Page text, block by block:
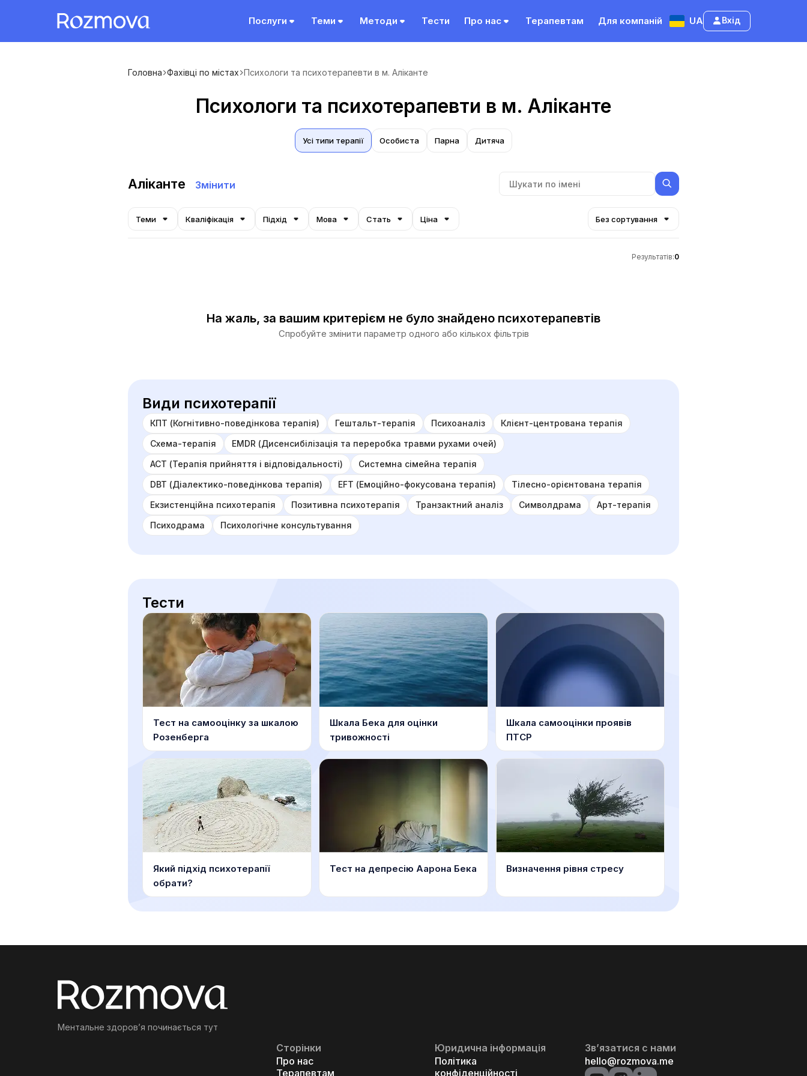
Послуги Теми Методи Тести Про нас Терапевтам Для компаній UA Вхід
Головна Фахівці по містах Психологи та психотерапевти в м. Аліканте
Психологи та психотерапевти в м. Аліканте
Усі типи терапії Особиста Парна Дитяча
Аліканте Змінити
Теми Кваліфікація Підхід Мова Стать Ціна Без сортування
Результатів:0
На жаль, за вашим критерієм не було знайдено психотерапевтів
Спробуйте змінити параметр одного або кількох фільтрів
Види психотерапії
КПТ (Когнітивно-поведінкова терапія) Гештальт-терапія Психоаналіз
Клієнт-центрована терапія
Схема-терапія
EMDR (Дисенсибілізація та переробка травми рухами очей)
ACT (Терапія прийняття і відповідальності)
Системна сімейна терапія
DBT (Діалектико-поведінкова терапія)
EFT (Емоційно-фокусована терапія)
Тілесно-орієнтована терапія
Екзистенційна психотерапія
Позитивна психотерапія Транзактний аналіз Символдрама
Арт-терапія
Психодрама
Психологічне консультування
Тести
Тест на самооцінку за шкалою
Розенберга
Шкала Бека для оцінки
тривожності
Шкала самооцінки проявів
ПТСР
Який підхід психотерапії
обрати?
Тест на депресію Аарона Бека Визначення рівня стресу
Ментальне здоровʼя починається тут
Сторінки
Про нас
Терапевтам
Юридична інформація
Політика
конфіденційності
Зв’язатися с нами
hello@rozmova.me